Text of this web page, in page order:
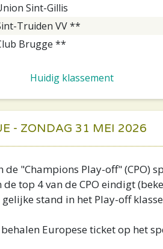
Sint-Gillis
Truiden VV **
Brugge **
Huidig klassement
- ZONDAG 31 MEI 2026
"Champions Play-off" (CPO)
top 4 van de CPO eindigt
stand in het Play-off
Europese ticket op het